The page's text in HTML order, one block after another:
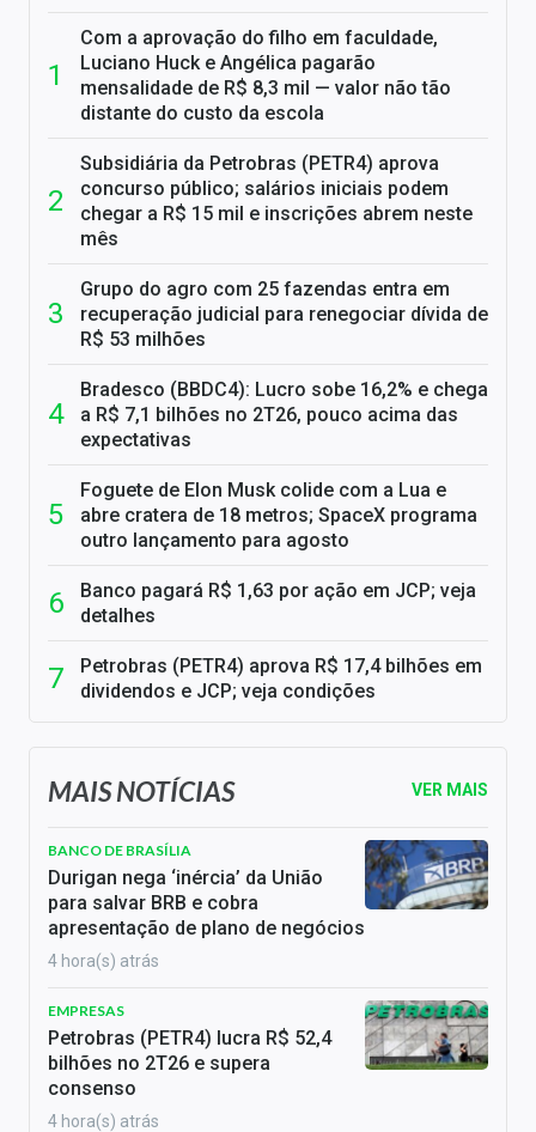
Com a aprovação do filho em faculdade,
Luciano Huck e Angélica pagarão
mensalidade de R$ 8,3 mil — valor não tão
distante do custo da escola
Subsidiária da Petrobras (PETR4) aprova
concurso público; salários iniciais podem
chegar a R$ 15 mil e inscrições abrem neste
mês
Grupo do agro com 25 fazendas entra em
recuperação judicial para renegociar dívida de
R$ 53 milhões
Bradesco (BBDC4): Lucro sobe 16,2% e chega
a R$ 7,1 bilhões no 2T26, pouco acima das
expectativas
Foguete de Elon Musk colide com a Lua e
abre cratera de 18 metros; SpaceX programa
outro lançamento para agosto
Banco pagará R$ 1,63 por ação em JCP; veja
detalhes
Petrobras (PETR4) aprova R$ 17,4 bilhões em
dividendos e JCP; veja condições
MAIS NOTÍCIAS VER MAIS
BANCO DE BRASÍLIA
Durigan nega ‘inércia’ da União
para salvar BRB e cobra
apresentação de plano de negócios
4 hora(s) atrás
EMPRESAS
Petrobras (PETR4) lucra R$ 52,4
bilhões no 2T26 e supera
consenso
4 hora(s) atrás